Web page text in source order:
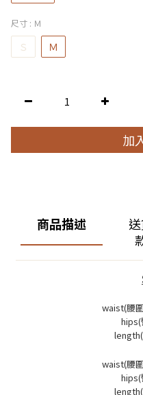
尺寸 : Ｍ
Ｓ Ｍ
加
商品描述
waist(腰
hips(
waist(腰
hips(